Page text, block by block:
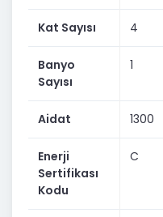
Kat Sayısı 4
Banyo
Sayısı
1
Aidat 1300
Enerji
Sertifikası
Kodu
C